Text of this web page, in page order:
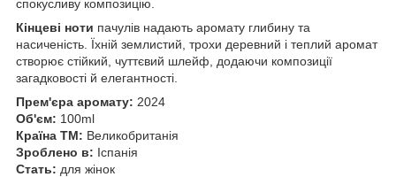
спокусливу композицію.
Кінцеві ноти пачулів надають аромату глибину та
насиченість. Їхній землистий, трохи деревний і теплий аромат
створює стійкий, чуттєвий шлейф, додаючи композиції
загадковості й елегантності.
Прем'єра аромату: 2024
Об'єм: 100ml
Країна ТМ: Великобританія
Зроблено в: Іспанія
Стать: для жінок